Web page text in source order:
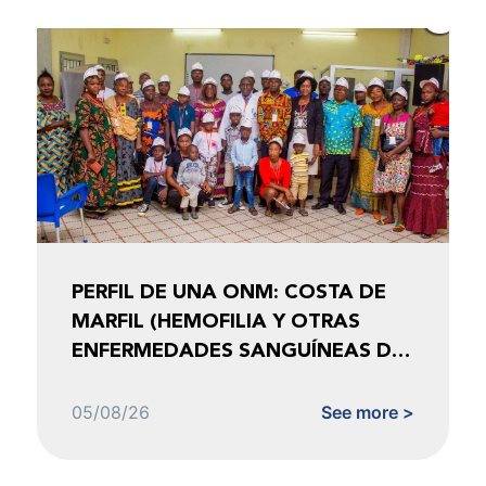
PERFIL DE UNA ONM: COSTA DE
MARFIL (HEMOFILIA Y OTRAS
ENFERMEDADES SANGUÍNEAS DE
05/08/26 See more >